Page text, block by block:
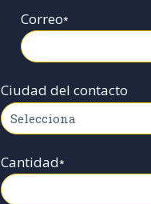
Correo*
Ciudad del contacto
Cantidad*